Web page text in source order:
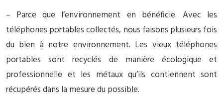
– Parce que l’environnement en bénéficie. Avec les
téléphones portables collectés, nous faisons plusieurs fois
du bien à notre environnement. Les vieux téléphones
portables sont recyclés de manière écologique et
professionnelle et les métaux qu’ils contiennent sont
récupérés dans la mesure du possible.